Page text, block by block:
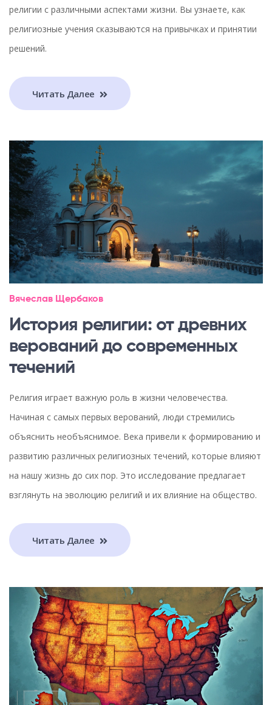
религии с различными аспектами жизни. Вы узнаете, как
религиозные учения сказываются на привычках и принятии
решений.
Читать Далее
Вячеслав Щербаков
История религии: от древних
верований до современных
течений
Религия играет важную роль в жизни человечества.
Начиная с самых первых верований, люди стремились
объяснить необъяснимое. Века привели к формированию и
развитию различных религиозных течений, которые влияют
на нашу жизнь до сих пор. Это исследование предлагает
взглянуть на эволюцию религий и их влияние на общество.
Читать Далее